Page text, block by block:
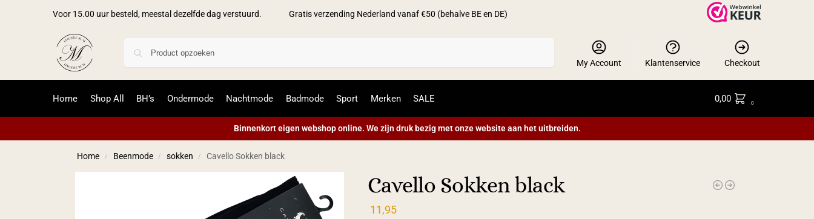
Voor 15.00 uur besteld, meestal dezelfde dag verstuurd. Gratis verzending Nederland vanaf €50 (behalve BE en DE)
My Account Klantenservice Checkout
Home Shop All BH’s Ondermode Nachtmode Badmode Sport Merken SALE 0,00 0
Binnenkort eigen webshop online. We zijn druk bezig met onze website aan het uitbreiden.
Home / Beenmode / sokken / Cavello Sokken black
Cavello Sokken black
11,95